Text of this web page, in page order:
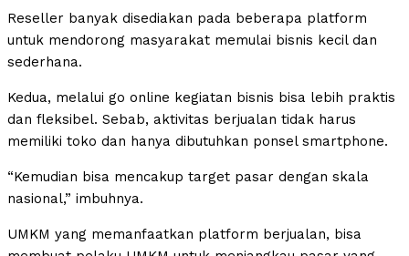
Reseller banyak disediakan pada beberapa platform
untuk mendorong masyarakat memulai bisnis kecil dan
sederhana.
Kedua, melalui go online kegiatan bisnis bisa lebih praktis
dan fleksibel. Sebab, aktivitas berjualan tidak harus
memiliki toko dan hanya dibutuhkan ponsel smartphone.
“Kemudian bisa mencakup target pasar dengan skala
nasional,” imbuhnya.
UMKM yang memanfaatkan platform berjualan, bisa